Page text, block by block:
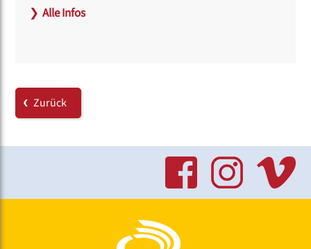
Unweit der Kirche befindet sich der Friedhof St.
Hinweise zur Barrierefreiheit:
Am Eingang kann eine Rampe bereitgestellt werden.
Dafür wird eine Anmeldung beim Projektbüro
chorverband.de
Behindertengerechte Toiletten befinden sich im
Hallerstraße (Tram 6) sowie Lange Zeile oder
Klinikum Nord (Bus 34)
❯ Alle Infos
Zurück